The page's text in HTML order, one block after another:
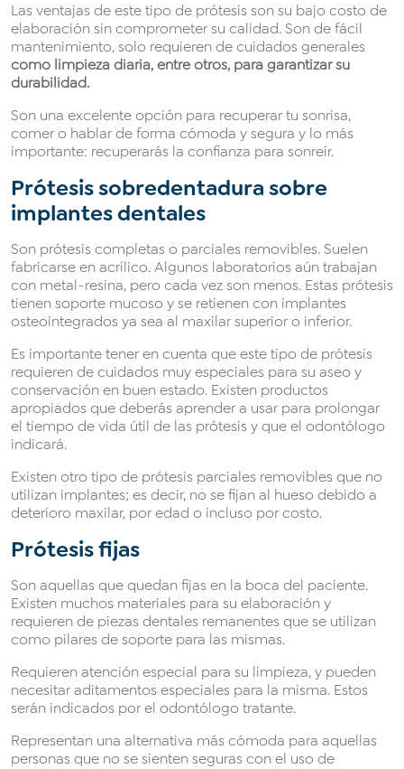
Las ventajas de este tipo de prótesis son su bajo costo de
elaboración sin comprometer su calidad. Son de fácil
mantenimiento, solo requieren de cuidados generales
como limpieza diaria, entre otros, para garantizar su
durabilidad.
Son una excelente opción para recuperar tu sonrisa,
comer o hablar de forma cómoda y segura y lo más
importante: recuperarás la confianza para sonreír.
Prótesis sobredentadura sobre
implantes dentales
Son prótesis completas o parciales removibles. Suelen
fabricarse en acrílico. Algunos laboratorios aún trabajan
con metal-resina, pero cada vez son menos. Estas prótesis
tienen soporte mucoso y se retienen con implantes
osteointegrados ya sea al maxilar superior o inferior.
Es importante tener en cuenta que este tipo de prótesis
requieren de cuidados muy especiales para su aseo y
conservación en buen estado. Existen productos
apropiados que deberás aprender a usar para prolongar
el tiempo de vida útil de las prótesis y que el odontólogo
indicará.
Existen otro tipo de prótesis parciales removibles que no
utilizan implantes; es decir, no se fijan al hueso debido a
deterioro maxilar, por edad o incluso por costo.
Prótesis fijas
Son aquellas que quedan fijas en la boca del paciente.
Existen muchos materiales para su elaboración y
requieren de piezas dentales remanentes que se utilizan
como pilares de soporte para las mismas.
Requieren atención especial para su limpieza, y pueden
necesitar aditamentos especiales para la misma. Estos
serán indicados por el odontólogo tratante.
Representan una alternativa más cómoda para aquellas
personas que no se sienten seguras con el uso de